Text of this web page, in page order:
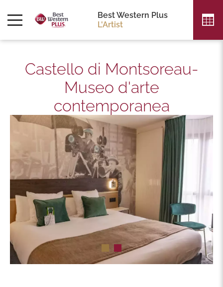
Best Western Plus
L'Artist
Castello di Montsoreau-
Museo d'arte
contemporanea